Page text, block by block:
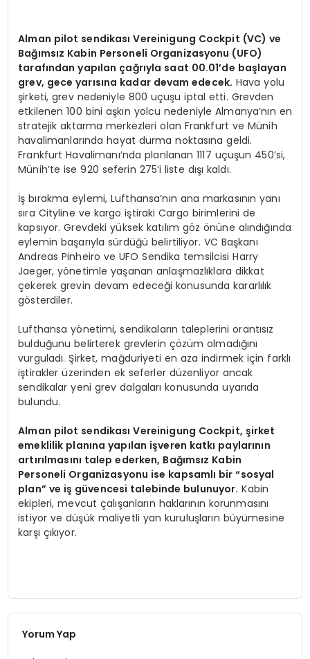
Alman pilot sendikası Vereinigung Cockpit (VC) ve
Bağımsız Kabin Personeli Organizasyonu (UFO)
tarafından yapılan çağrıyla saat 00.01’de başlayan
grev, gece yarısına kadar devam edecek. Hava yolu
şirketi, grev nedeniyle 800 uçuşu iptal etti. Grevden
etkilenen 100 bini aşkın yolcu nedeniyle Almanya’nın en
stratejik aktarma merkezleri olan Frankfurt ve Münih
havalimanlarında hayat durma noktasına geldi.
Frankfurt Havalimanı’nda planlanan 1117 uçuşun 450’si,
Münih’te ise 920 seferin 275’i liste dışı kaldı.
İş bırakma eylemi, Lufthansa’nın ana markasının yanı
sıra Cityline ve kargo iştiraki Cargo birimlerini de
kapsıyor. Grevdeki yüksek katılım göz önüne alındığında
eylemin başarıyla sürdüğü belirtiliyor. VC Başkanı
Andreas Pinheiro ve UFO Sendika temsilcisi Harry
Jaeger, yönetimle yaşanan anlaşmazlıklara dikkat
çekerek grevin devam edeceği konusunda kararlılık
gösterdiler.
Lufthansa yönetimi, sendikaların taleplerini orantısız
bulduğunu belirterek grevlerin çözüm olmadığını
vurguladı. Şirket, mağduriyeti en aza indirmek için farklı
iştirakler üzerinden ek seferler düzenliyor ancak
sendikalar yeni grev dalgaları konusunda uyarıda
bulundu.
Alman pilot sendikası Vereinigung Cockpit, şirket
emeklilik planına yapılan işveren katkı paylarının
artırılmasını talep ederken, Bağımsız Kabin
Personeli Organizasyonu ise kapsamlı bir “sosyal
plan” ve iş güvencesi talebinde bulunuyor. Kabin
ekipleri, mevcut çalışanların haklarının korunmasını
istiyor ve düşük maliyetli yan kuruluşların büyümesine
karşı çıkıyor.
Yorum Yap